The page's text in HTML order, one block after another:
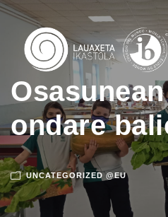
ondare
UNCATEGORIZED @EU